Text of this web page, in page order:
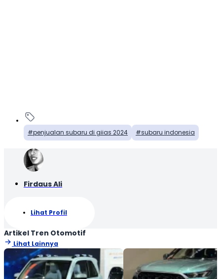
penjualan subaru di giias 2024 subaru indonesia
Firdaus Ali
Lihat Profil
Artikel Tren Otomotif
Lihat Lainnya